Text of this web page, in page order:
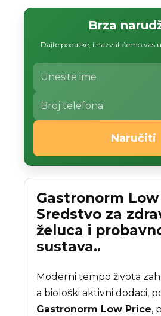
Brza
Dajte podatke, i nazvat ćemo vas
Naručiti
Gastronorm Low
Sredstvo za
želuca i
sustava..
Moderni tempo života
a biološki aktivni dodaci,
Gastronorm Low Price,